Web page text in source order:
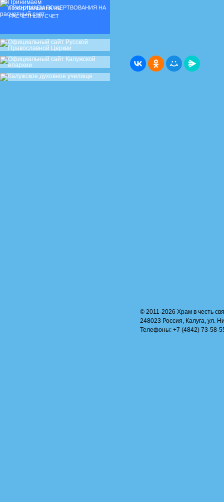
ПРИНИМАЕМ ПОЖЕРТВОВАНИЯ НА
РАСЧЕТНЫЙ СЧЕТ
© 2011-2026 Храм в честь
248023 Россия, Калуга, ул.
Телефоны: +7 (4842) 73-58-